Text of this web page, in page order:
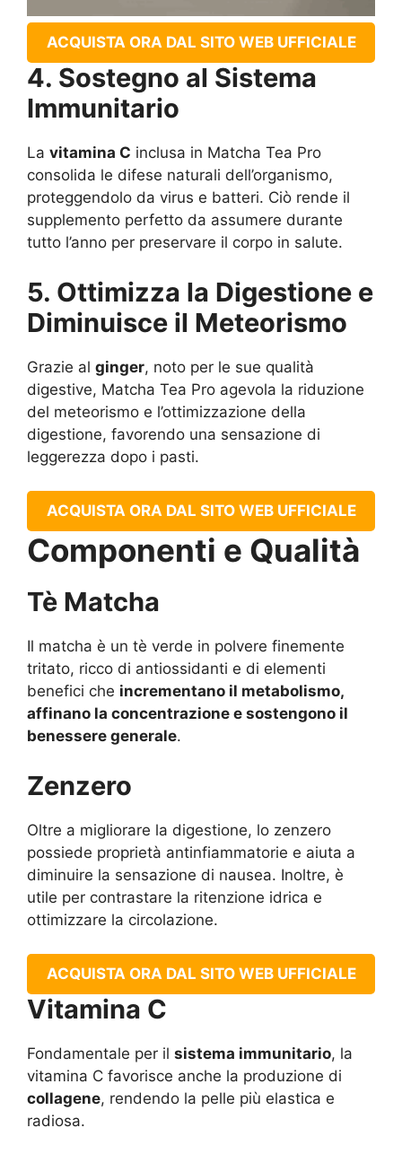
ACQUISTA ORA DAL SITO WEB UFFICIALE
4. Sostegno al Sistema
Immunitario
La vitamina C inclusa in Matcha Tea Pro
consolida le difese naturali dell’organismo,
proteggendolo da virus e batteri. Ciò rende il
supplemento perfetto da assumere durante
tutto l’anno per preservare il corpo in salute.
5. Ottimizza la Digestione e
Diminuisce il Meteorismo
Grazie al ginger, noto per le sue qualità
digestive, Matcha Tea Pro agevola la riduzione
del meteorismo e l’ottimizzazione della
digestione, favorendo una sensazione di
leggerezza dopo i pasti.
ACQUISTA ORA DAL SITO WEB UFFICIALE
Componenti e Qualità
Tè Matcha
Il matcha è un tè verde in polvere finemente
tritato, ricco di antiossidanti e di elementi
benefici che incrementano il metabolismo,
affinano la concentrazione e sostengono il
benessere generale.
Zenzero
Oltre a migliorare la digestione, lo zenzero
possiede proprietà antinfiammatorie e aiuta a
diminuire la sensazione di nausea. Inoltre, è
utile per contrastare la ritenzione idrica e
ottimizzare la circolazione.
ACQUISTA ORA DAL SITO WEB UFFICIALE
Vitamina C
Fondamentale per il sistema immunitario, la
vitamina C favorisce anche la produzione di
collagene, rendendo la pelle più elastica e
radiosa.